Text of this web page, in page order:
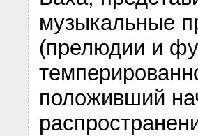
музыкальные
(прелюдии и
положивший